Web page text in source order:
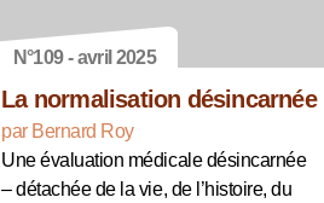
N°109 - avril 2025
La normalisation désincarnée
par Bernard Roy
Une évaluation médicale désincarnée
– détachée de la vie, de l’histoire, du